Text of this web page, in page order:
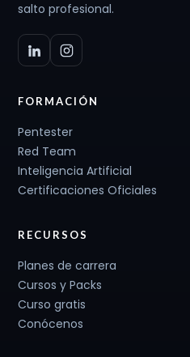
salto profesional.
FORMACIÓN
Pentester
Red Team
Inteligencia Artificial
Certificaciones Oficiales
RECURSOS
Planes de carrera
Cursos y Packs
Curso gratis
Conócenos